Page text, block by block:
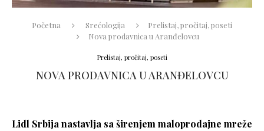
Početna Srećologija
Prelistaj, pročitaj, poseti
Nova prodavnica u Aranđelovcu
Prelistaj, pročitaj, poseti
NOVA PRODAVNICA U ARANĐELOVCU
Lidl Srbija nastavlja sa širenjem maloprodajne mreže